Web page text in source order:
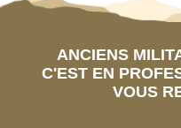
ANCIENS
C'EST EN
VOUS